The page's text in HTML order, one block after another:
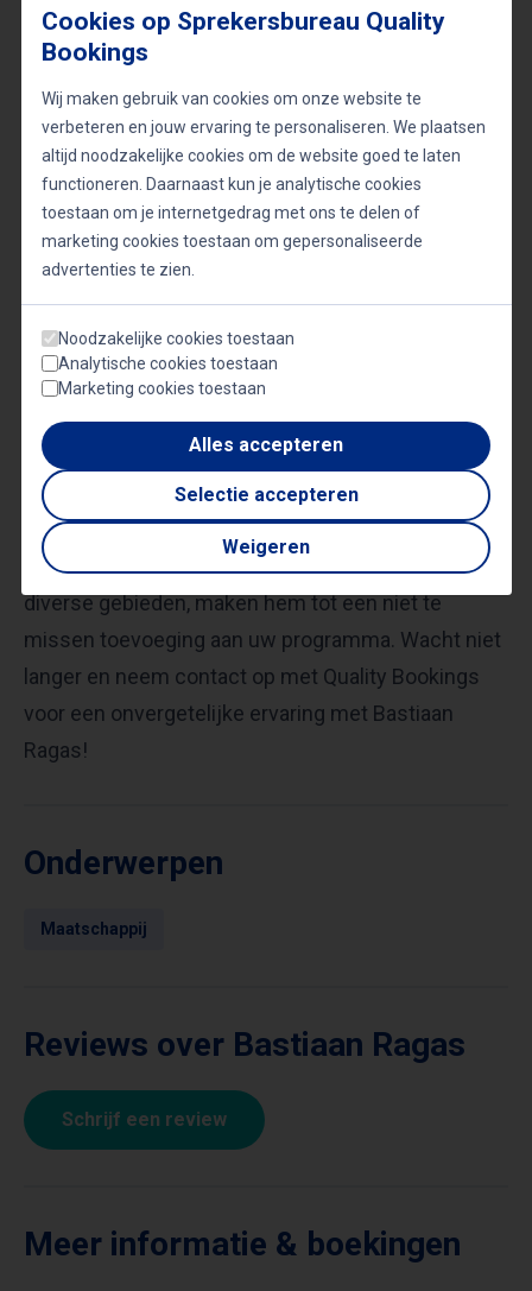
Halloween’ en ‘DNA Singers’. Ook heeft hij een
toneel met producties zoals ‘In Gods naam’.
Zijn reis door het leven en de kunsten maakt
Bastiaan Ragas tot een uitzonderlijk boeiende
spreker, wiens ervaringen en inzichten een
verrijking zijn voor elk evenement.
Met deze diepgaande kijk op het leven en de
carrière van Bastiaan Ragas, willen we u inspireren
om deze getalenteerde en charismatische spreker
te boeken voor uw volgende evenement. Zijn
vermogen om verhalen te vertellen en publiek te
boeien, gecombineerd met zijn expertise op
diverse gebieden, maken hem tot een niet te
missen toevoeging aan uw programma. Wacht niet
langer en neem contact op met Quality Bookings
voor een onvergetelijke ervaring met Bastiaan
Ragas!
Onderwerpen
Maatschappij
Reviews over Bastiaan Ragas
Schrijf een review
Meer informatie & boekingen
Cookies op Sprekersbureau Quality
Bookings
Wij maken gebruik van cookies om onze website te
verbeteren en jouw ervaring te personaliseren. We plaatsen
altijd noodzakelijke cookies om de website goed te laten
functioneren. Daarnaast kun je analytische cookies
toestaan om je internetgedrag met ons te delen of
marketing cookies toestaan om gepersonaliseerde
advertenties te zien.
Noodzakelijke cookies toestaan
Analytische cookies toestaan
Marketing cookies toestaan
Alles accepteren
Selectie accepteren
Weigeren